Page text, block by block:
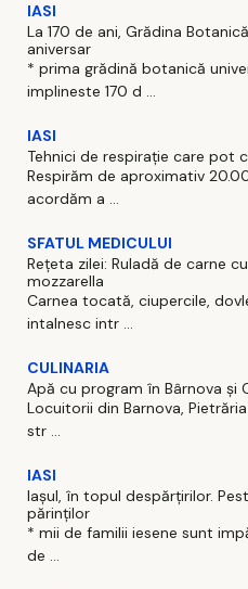
IASI
La 170 de ani, Grădina
aniversar
* prima grădină botanică
implineste 170 d ...
IASI
Tehnici de respirație care pot
Respirăm de aproximativ
acordăm a ...
SFATUL MEDICULUI
Rețeta zilei: Ruladă de carne
mozzarella
Carnea tocată, ciupercile,
intalnesc intr ...
CULINARIA
Apă cu program în Bârnova și
Locuitorii din Barnova,
str ...
IASI
Iașul, în topul despărțirilor.
părinților
* mii de familii iesene sunt
de ...